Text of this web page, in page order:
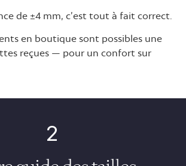
de ±4 mm, c’est tout à fait correct.
en boutique sont possibles une
reçues — pour un confort sur
2